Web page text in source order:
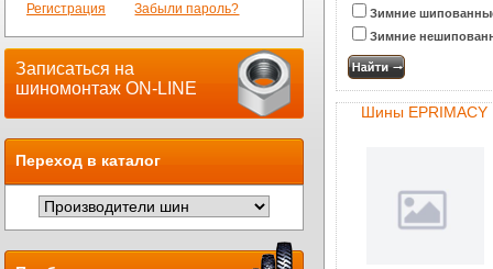
Регистрация Забыли пароль?
Записаться на
шиномонтаж ON-LINE
Переход в каталог
Зимние
Зимние
Шины EPRIMACY